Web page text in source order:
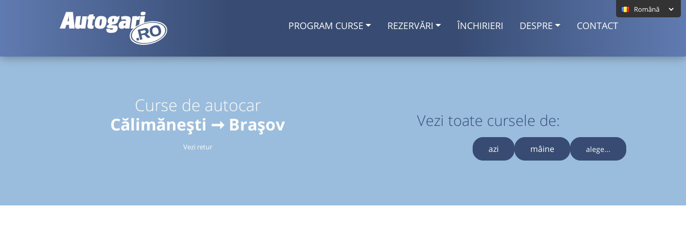
PROGRAM CURSE REZERVĂRI ÎNCHIRIERI DESPRE CONTACT
Curse de autocar
Călimănești ➞ Brașov
Vezi retur
Vezi toate cursele de:
azi mâine alege...